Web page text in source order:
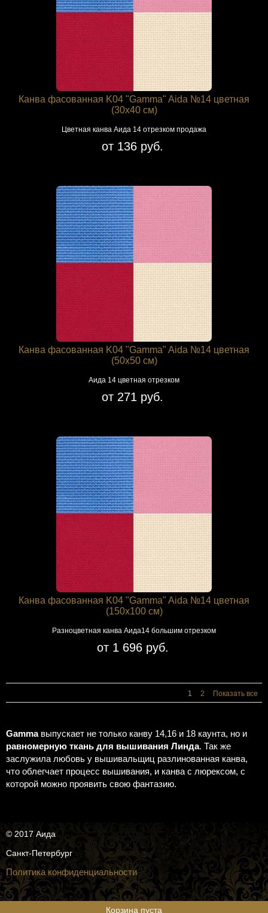
Корзина пуста
Канва фасованная K04 "Gamma" Aida №14 цветная
(30х40 см)
Цветная канва Аида 14 отрезком продажа
от 136 руб.
Канва фасованная K04 "Gamma" Aida №14 цветная
(50х50 см)
Аида 14 цветная отрезком
от 271 руб.
Канва фасованная K04 "Gamma" Aida №14 цветная
(150х100 см)
Разноцветная канва Аида14 большим отрезком
от 1 696 руб.
1 2 Показать все
Gammaвыпускает не только канву 14,16 и 18 каунта, но и
равномерную ткань для вышивания Линда. Так же
заслужила любовь у вышивальщиц разлинованная канва,
что облегчает процесс вышивания, и канва с люрексом, с
которой можно проявить свою фантазию.
© 2017 Аида
Санкт-Петербург
Политика конфиденциальности